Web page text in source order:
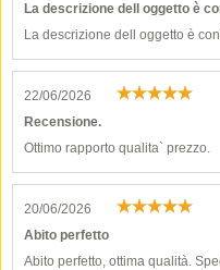
La descrizione dell oggetto è
La descrizione dell oggetto è
22/06/2026
Recensione.
Ottimo rapporto qualita` prezzo.
20/06/2026
Abito perfetto
Abito perfetto, ottima qualità.